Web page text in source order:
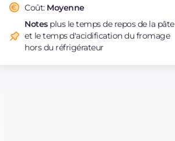
Coût: Moyenne
Notesplus le temps de repos de la pâte
et le temps d'acidification du fromage
hors du réfrigérateur